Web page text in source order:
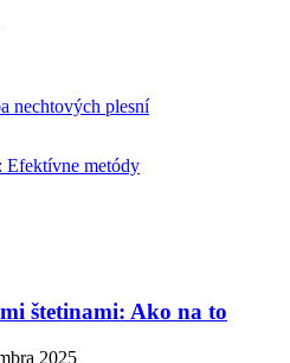
nechtových plesní
Efektívne metódy
štetinami: Ako na to
2025